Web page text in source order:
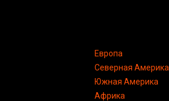
Европа
Северная Америка
Южная Америка
Африка